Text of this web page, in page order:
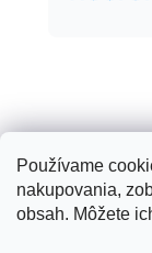
Používame
nakupovania,
obsah. Môžete